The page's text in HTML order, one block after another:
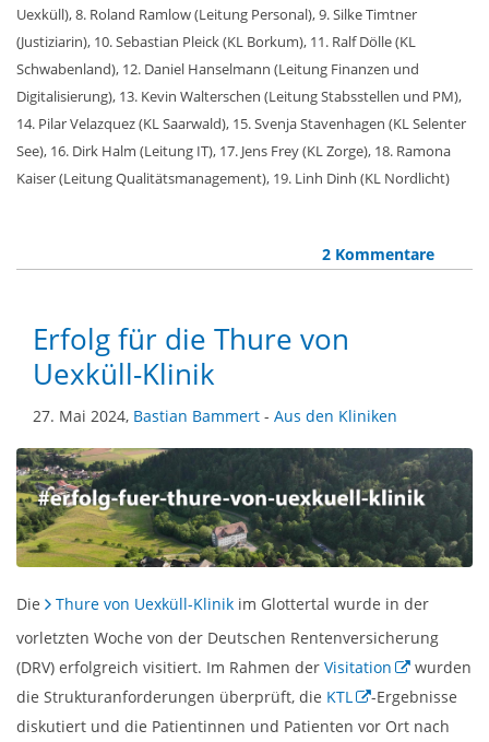
Uexküll), 8. Roland Ramlow (Leitung Personal), 9. Silke Timtner
(Justiziarin), 10. Sebastian Pleick (KL Borkum), 11. Ralf Dölle (KL
Schwabenland), 12. Daniel Hanselmann (Leitung Finanzen und
Digitalisierung), 13. Kevin Walterschen (Leitung Stabsstellen und PM),
14. Pilar Velazquez (KL Saarwald), 15. Svenja Stavenhagen (KL Selenter
See), 16. Dirk Halm (Leitung IT), 17. Jens Frey (KL Zorge), 18. Ramona
Kaiser (Leitung Qualitätsmanagement), 19. Linh Dinh (KL Nordlicht)
2 Kommentare
Erfolg für die Thure von
Uexküll-Klinik
27. Mai 2024, Bastian Bammert - Aus den Kliniken
Die Thure von Uexküll-Klinik im Glottertal wurde in der
vorletzten Woche von der Deutschen Rentenversicherung
(DRV) erfolgreich visitiert. Im Rahmen der Visitation
wurden
die Strukturanforderungen überprüft, die KTL
-Ergebnisse
diskutiert und die Patientinnen und Patienten vor Ort nach